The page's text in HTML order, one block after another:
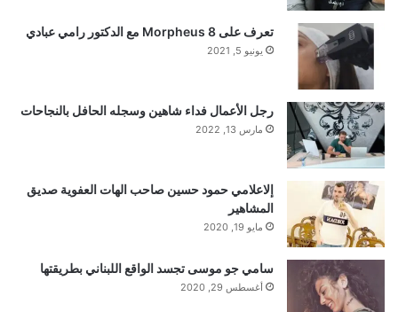
تعرف على Morpheus 8 مع الدكتور رامي عبادي
يونيو 5, 2021
رجل الأعمال فداء شاهين وسجله الحافل بالنجاحات
مارس 13, 2022
إلاعلامي حمود حسين صاحب الهات العفوية صديق
المشاهير
مايو 19, 2020
سامي جو موسى تجسد الواقع اللبناني بطريقتها
أغسطس 29, 2020